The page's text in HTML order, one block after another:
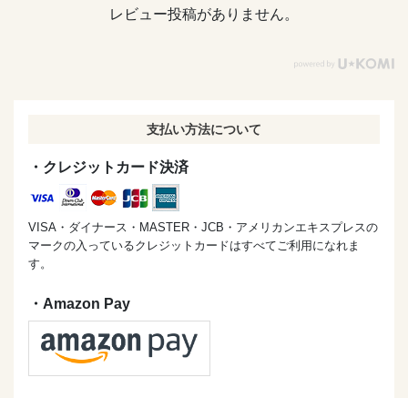
レビュー投稿がありません。
支払い方法について
・クレジットカード決済
VISA・ダイナース・MASTER・JCB・アメリカンエキスプレスの
マークの入っているクレジットカードはすべてご利用になれま
す。
・Amazon Pay